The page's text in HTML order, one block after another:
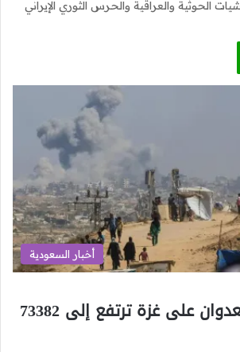
الحوثية والعراقية والحرس الثوري الإيراني
أخبار السعودية
حصيلة ضحايا العدوان على غزة ترتفع إلى 73382